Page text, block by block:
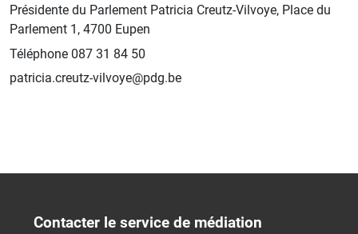
Présidente du Parlement Patricia Creutz-Vilvoye, Place du
Parlement 1, 4700 Eupen
Téléphone 087 31 84 50
patricia.creutz-vilvoye@pdg.be
Contacter le service de médiation